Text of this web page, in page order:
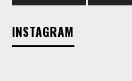
INSTAGRAM